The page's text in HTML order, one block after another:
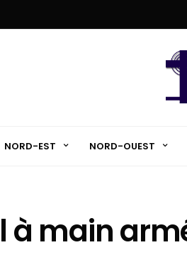
NORD-EST NORD-OUEST
à main